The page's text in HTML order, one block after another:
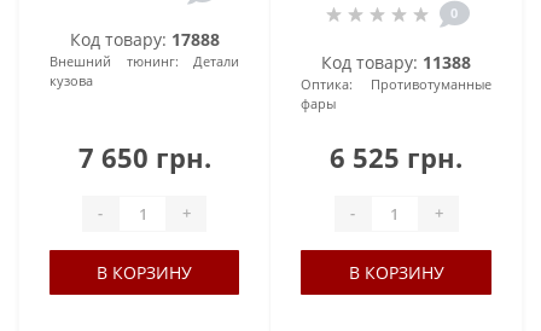
Код товару: 17888
Внешний тюнинг:
Детали
кузова
7 650 грн.
- +
В КОРЗИНУ
0
Код товару: 11388
Оптика:
Противотуманные
фары
6 525 грн.
- +
В КОРЗИНУ